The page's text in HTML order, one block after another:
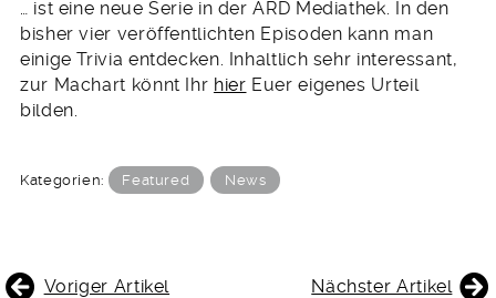
… ist eine neue Serie in der ARD Mediathek. In den
bisher vier veröffentlichten Episoden kann man
einige Trivia entdecken. Inhaltlich sehr interessant,
zur Machart könnt Ihr hier Euer eigenes Urteil
bilden.
Kategorien: Featured News
BEITRAGSNAVIGATION
Voriger Artikel Nächster Artikel